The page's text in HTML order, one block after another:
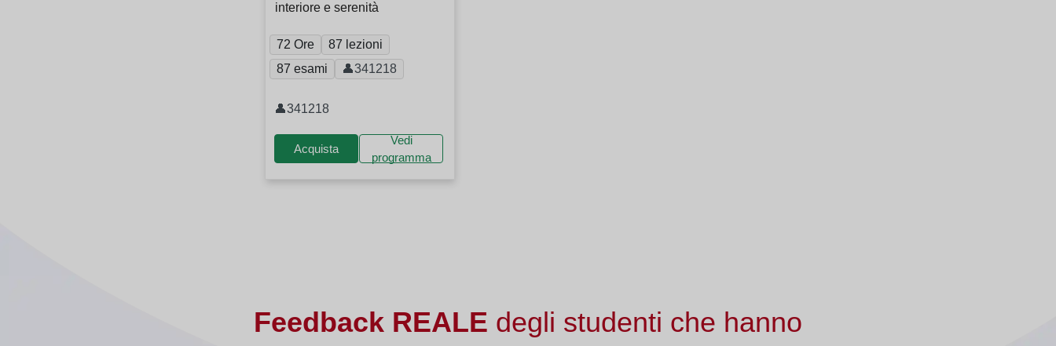
interiore e serenità
72 Ore
87 lezioni
87 esami
👤341218
👤341218
Acquista
Vedi
programma
Feedback REALE degli studenti che hanno